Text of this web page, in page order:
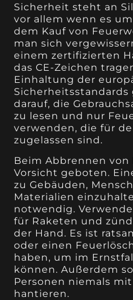
Sicherheit steht an
vor allem wenn es
dem Kauf von
man sich
einem zertifizierten
das CE-Zeichen
Einhaltung der
Sicherheitsstandards
darauf, die
zu lesen und nur
verwenden, die für
zugelassen sind.
Beim Abbrennen
Vorsicht geboten.
zu Gebäuden,
Materialien
notwendig.
für Raketen und
der Hand. Es ist
oder einen
haben, um im
können. Außerdem
Personen niemals
hantieren.